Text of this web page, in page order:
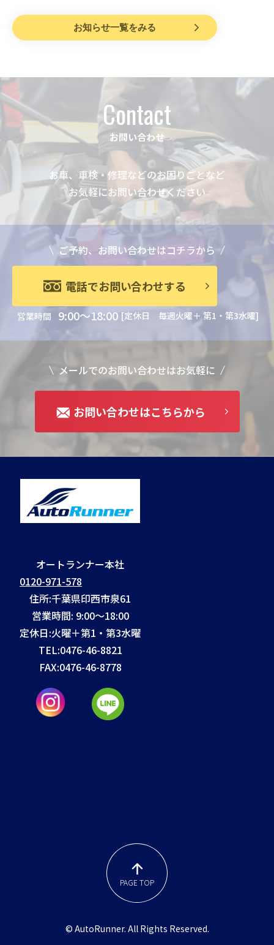
お知らせ一覧をみる
Contact
お問い合わせ
お車、車検・修理などのお困りごとなど
お気軽にお問い合わせください
ご予約、お問い合わせはコチラから
電話でお問い合わせする
営業時間 9:00～18:00 [定休日 毎週火曜＋ 第1・第3水曜]
メールでのお問い合わせはお気軽に
お問い合わせはこちらから
オートランナー本社
0120-971-578
住所:千葉県印西市泉61
営業時間: 9:00～18:00
定休日:火曜＋第1・第3水曜
TEL:0476-46-8821
FAX:0476-46-8778
PAGE TOP
© AutoRunner. All Rights Reserved.